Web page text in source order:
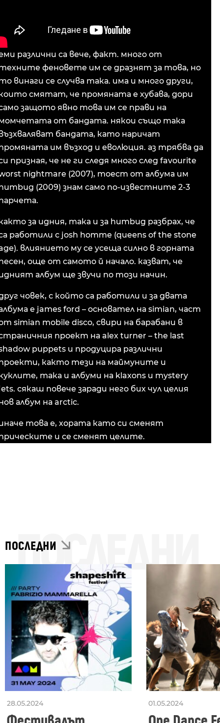
различни са вече, факт. много от
феновете им се дразнят за това, но
винаги се случва така. има и много други,
смятат, че промяната е хубава, дори
защото явно това им се прави на
от бандата. някои също така
бандата, като наричат
им възход и еволюция. аз трябва да
призная, че не ги следя много след favourite
nightmare (2007), тоест от албума им
(2009) знам само по-известните 2-3
за идния, така и за humbug разбрах, че
работили с josh homme (queens of the stone
влиянието му се усеща силно в горната
още от самото й начало. казват, че
албум ще звучи по този начин.
човек, с който са работили и за двата
е james ford – основател на simian, част
simian mobile disco, свири на барабани в
проект на alex turner – the last
puppets и продуцира различни
както тези на маймуните и
така и албуми на klaxons и mystery
сякаш повече заради него бих чул целия
албум на arctic.
това е, хората като си сменят
и се сменят целите.
ПОСЛЕДНИ
ПОСЛЕДНИ
28.05.2024 01.05.2024